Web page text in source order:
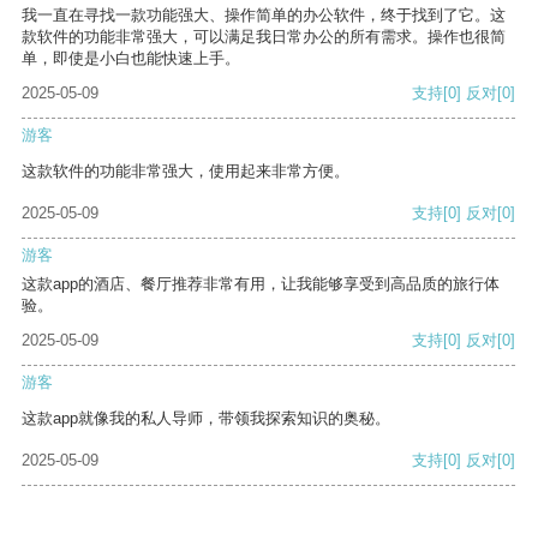
我一直在寻找一款功能强大、操作简单的办公软件，终于找到了它。这
款软件的功能非常强大，可以满足我日常办公的所有需求。操作也很简
单，即使是小白也能快速上手。
2025-05-09
支持[0] 反对[0]
游客
这款软件的功能非常强大，使用起来非常方便。
2025-05-09 支持[0] 反对[0]
游客
这款app的酒店、餐厅推荐非常有用，让我能够享受到高品质的旅行体
验。
2025-05-09
支持[0] 反对[0]
游客
这款app就像我的私人导师，带领我探索知识的奥秘。
2025-05-09 支持[0] 反对[0]